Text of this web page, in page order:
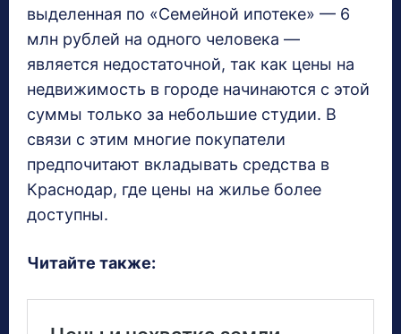
выделенная по «Семейной ипотеке» — 6
млн рублей на одного человека —
является недостаточной, так как цены на
недвижимость в городе начинаются с этой
суммы только за небольшие студии. В
связи с этим многие покупатели
предпочитают вкладывать средства в
Краснодар, где цены на жилье более
доступны.
Читайте также: